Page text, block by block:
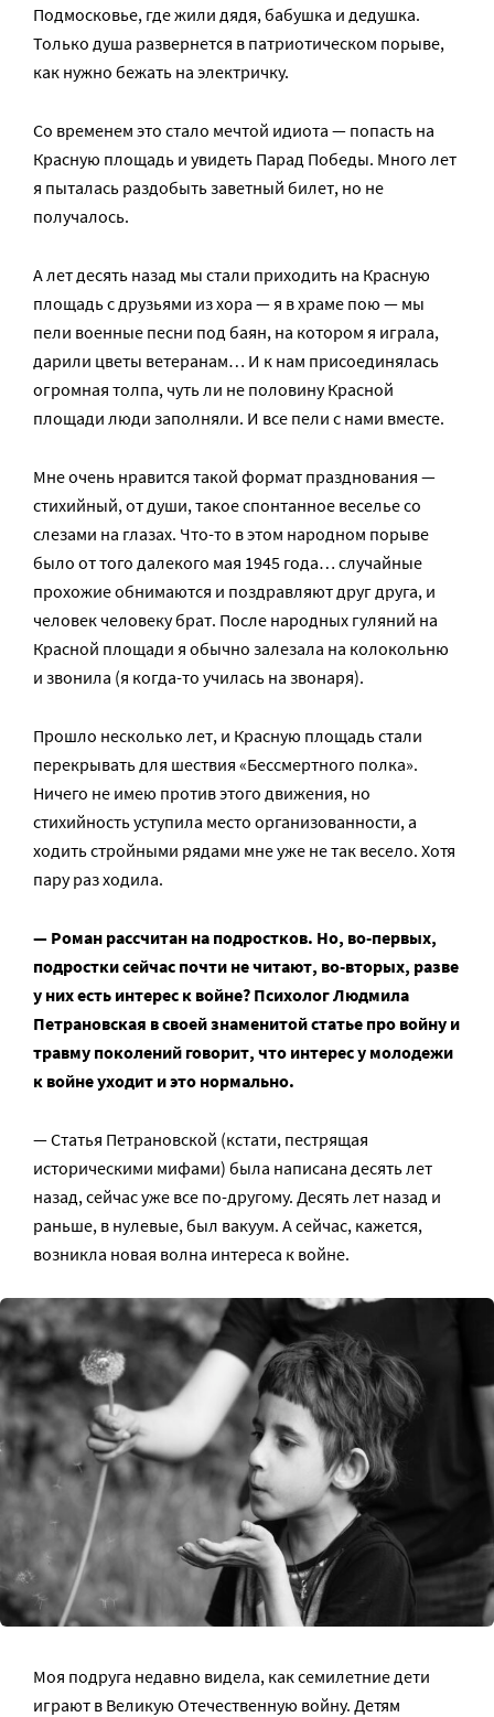
Подмосковье, где жили дядя, бабушка и дедушка.
Только душа развернется в патриотическом порыве,
как нужно бежать на электричку.
Со временем это стало мечтой идиота — попасть на
Красную площадь и увидеть Парад Победы. Много лет
я пыталась раздобыть заветный билет, но не
получалось.
А лет десять назад мы стали приходить на Красную
площадь с друзьями из хора — я в храме пою — мы
пели военные песни под баян, на котором я играла,
дарили цветы ветеранам… И к нам присоединялась
огромная толпа, чуть ли не половину Красной
площади люди заполняли. И все пели с нами вместе.
Мне очень нравится такой формат празднования —
стихийный, от души, такое спонтанное веселье со
слезами на глазах. Что-то в этом народном порыве
было от того далекого мая 1945 года… случайные
прохожие обнимаются и поздравляют друг друга, и
человек человеку брат. После народных гуляний на
Красной площади я обычно залезала на колокольню
и звонила (я когда-то училась на звонаря).
Прошло несколько лет, и Красную площадь стали
перекрывать для шествия «Бессмертного полка».
Ничего не имею против этого движения, но
стихийность уступила место организованности, а
ходить стройными рядами мне уже не так весело. Хотя
пару раз ходила.
— Роман рассчитан на подростков. Но, во-первых,
подростки сейчас почти не читают, во-вторых, разве
у них есть интерес к войне? Психолог Людмила
Петрановская в своей знаменитой статье про войну и
травму поколений говорит, что интерес у молодежи
к войне уходит и это нормально.
— Статья Петрановской (кстати, пестрящая
историческими мифами) была написана десять лет
назад, сейчас уже все по-другому. Десять лет назад и
раньше, в нулевые, был вакуум. А сейчас, кажется,
возникла новая волна интереса к войне.
Моя подруга недавно видела, как семилетние дети
играют в Великую Отечественную войну. Детям